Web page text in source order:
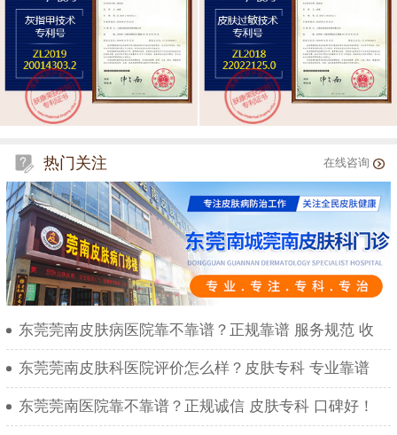
热门关注 在线咨询
东莞莞南皮肤病医院靠不靠谱？正规靠谱 服务规范 收
东莞莞南皮肤科医院评价怎么样？皮肤专科 专业靠谱
东莞莞南医院靠不靠谱？正规诚信 皮肤专科 口碑好！